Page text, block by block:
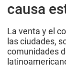
causa
La venta y el
las ciudades,
comunidades